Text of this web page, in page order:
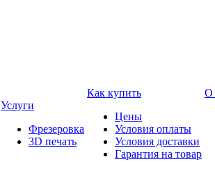
Услуги
Фрезеровка
3D печать
Как купить
Цены
Условия оплаты
Условия доставки
Гарантия на товар
О